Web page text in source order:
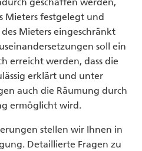
Mieters festgelegt und
Mieters eingeschränkt
soll ein
erreicht werden, dass die
erklärt und unter
auch die Räumung durch
ermöglicht wird.
stellen wir Ihnen in
Detaillierte Fragen zu